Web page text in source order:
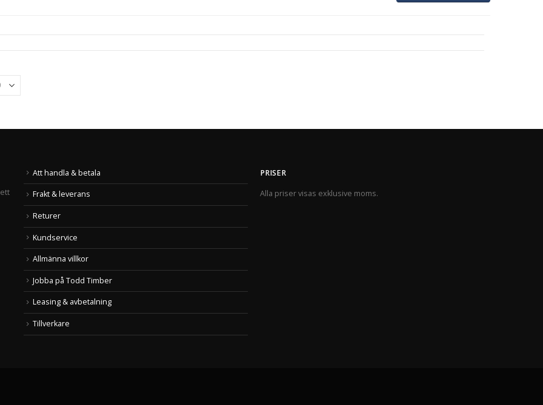
Att handla & betala
Frakt & leverans
Returer
Kundservice
Allmänna villkor
Jobba på Todd Timber
Leasing & avbetalning
Tillverkare
PRISER
Alla priser visas exklusive moms.